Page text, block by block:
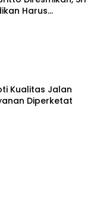
Harus
Kualitas Jalan
Diperketat